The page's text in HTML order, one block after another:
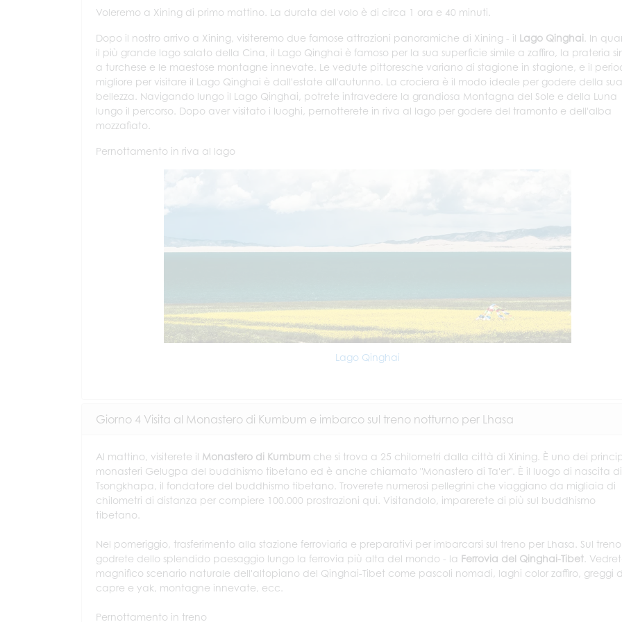
Voleremo a Xining di primo mattino. La durata del volo è di circa 1 ora e 40 minuti.
Dopo il nostro arrivo a Xining, visiteremo due famose attrazioni panoramiche di Xining - il Lago Qinghai . In
il più grande lago salato della Cina, il Lago Qinghai è famoso per la sua superficie simile a zaffiro, la prateria
a turchese e le maestose montagne innevate. Le vedute pittoresche variano di stagione in stagione, e il
migliore per visitare il Lago Qinghai è dall'estate all'autunno. La crociera è il modo ideale per godere della sua
bellezza. Navigando lungo il Lago Qinghai, potrete intravedere la grandiosa Montagna del Sole e della Luna
lungo il percorso. Dopo aver visitato i luoghi, pernotterete in riva al lago per godere del tramonto e dell'alba
mozzafiato.
Pernottamento in riva al lago
Lago Qinghai
Giorno 4 Visita al Monastero di Kumbum e imbarco sul treno notturno per Lhasa
Al mattino, visiterete il Monastero di Kumbum che si trova a 25 chilometri dalla città di Xining. È uno dei
monasteri Gelugpa del buddhismo tibetano ed è anche chiamato "Monastero di Ta'er". È il luogo di nascita di
Tsongkhapa, il fondatore del buddhismo tibetano. Troverete numerosi pellegrini che viaggiano da migliaia di
chilometri di distanza per compiere 100.000 prostrazioni qui. Visitandolo, imparerete di più sul buddhismo
tibetano.
Nel pomeriggio, trasferimento alla stazione ferroviaria e preparativi per imbarcarsi sul treno per Lhasa. Sul
godrete dello splendido paesaggio lungo la ferrovia più alta del mondo - la Ferrovia del Qinghai-Tibet.
magnifico scenario naturale dell'altopiano del Qinghai-Tibet come pascoli nomadi, laghi color zaffiro, greggi
capre e yak, montagne innevate, ecc.
Pernottamento in treno